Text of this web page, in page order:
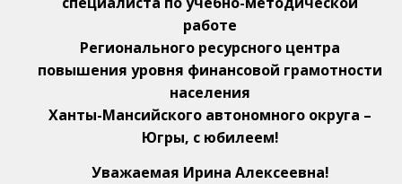
работе
Регионального ресурсного центра
повышения уровня финансовой грамотности
населения
Ханты-Мансийского автономного округа –
Югры, с юбилеем!
Уважаемая Ирина Алексеевна!